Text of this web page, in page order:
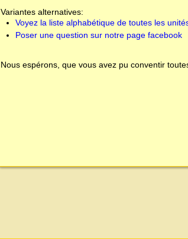
Variantes alternatives:
Voyez la liste alphabétique de toutes les
Poser une question sur notre page facebook
Nous espérons, que vous avez pu conventir